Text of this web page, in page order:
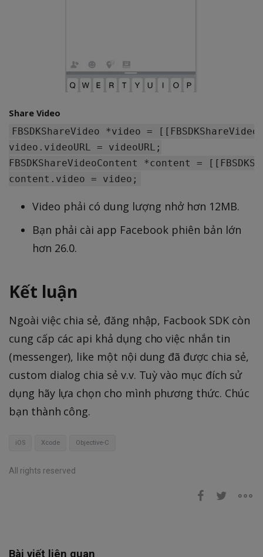
Share Video
FBSDKShareVideo *video =
video.videoURL = videoURL;
FBSDKShareVideoContent *content =
Video phải có dung lượng nhở hơn 12MB.
Bạn phải cài app Facebook phiên bản lớn
hơn 26.0.
Kết luận
Ngoài việc chia sẻ, đăng nhập, Facbook SDK còn
cung cấp các api khả dụng cho việc nhắn tin
(messenger), like một nội dung đã được chia sẻ,
custom dialog chia sẻ v.v. Tuỳ vào mục đích sử
dụng hãy lựa chọn cho mình phương thức. Chúc
bạn thành công.
iOS Xcode Objective-C
All rights reserved
Bài viết liên quan